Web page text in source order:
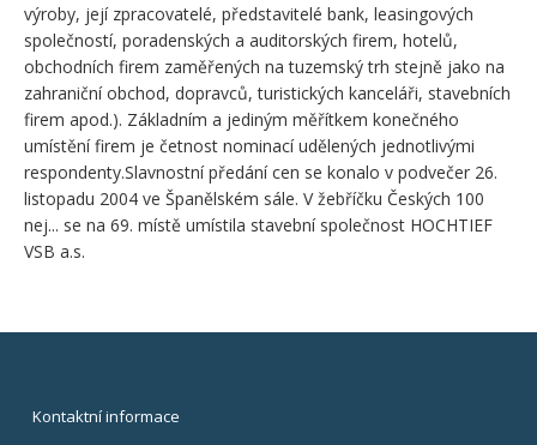
výroby, její zpracovatelé, představitelé bank, leasingových
společností, poradenských a auditorských firem, hotelů,
obchodních firem zaměřených na tuzemský trh stejně jako na
zahraniční obchod, dopravců, turistických kanceláři, stavebních
firem apod.). Základním a jediným měřítkem konečného
umístění firem je četnost nominací udělených jednotlivými
respondenty.Slavnostní předání cen se konalo v podvečer 26.
listopadu 2004 ve Španělském sále. V žebříčku Českých 100
nej... se na 69. místě umístila stavební společnost HOCHTIEF
VSB a.s.
Kontaktní informace